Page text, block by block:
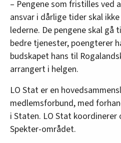
– Pengene som fristilles ved
ansvar i dårlige tider skal
lederne. De pengene skal
bedre tjenester, poengterer
budskapet hans til
arrangert i helgen.
LO Stat er en
medlemsforbund, med
i Staten. LO Stat koordinerer
Spekter-området.